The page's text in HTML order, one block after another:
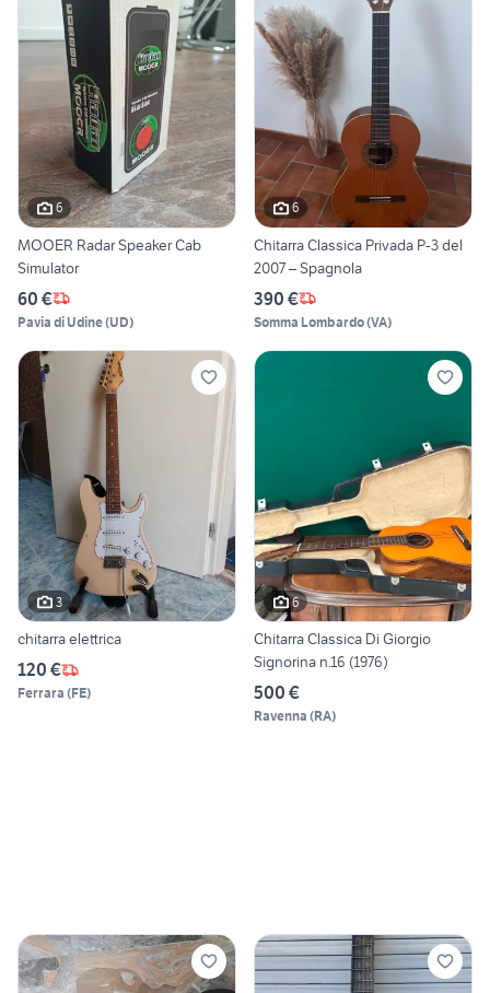
6
MOOER Radar Speaker Cab
Simulator
60 €
Pavia di Udine(UD)
6
Chitarra Classica Privada P-3 del
2007 – Spagnola
390 €
Somma Lombardo(VA)
3
chitarra elettrica
120 €
Ferrara (FE)
6
Chitarra Classica Di Giorgio
Signorina n.16 (1976)
500 €
Ravenna (RA)